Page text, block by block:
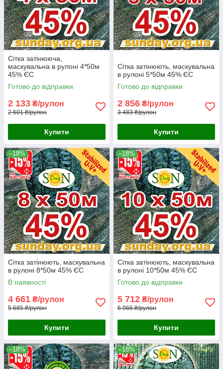
Сітка затінююча,
маскувальна в рулоні 4*50м
45% ЄС
Готово до відправки
2 133 ₴/рулон
2 601 ₴/рулон
Купити
Сітка затінюють, маскувальна
в рулоні 5*50м 45% ЄС
Готово до відправки
2 856 ₴/рулон
3 483 ₴/рулон
Купити
–18%
Сітка затінюють, маскувальна
в рулоні 8*50м 45% ЄС
В наявності
4 661 ₴/рулон
5 685 ₴/рулон
Купити
–18%
Сітка затінюють, маскувальна
в рулоні 10*50м 45% ЄС
Готово до відправки
5 712 ₴/рулон
6 966 ₴/рулон
Купити
–18% –18%